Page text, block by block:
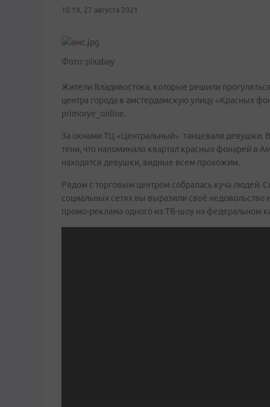
10:19, 27 августа 2021
Фото: pixabay
Жители Владивостока, которые решили
центра города в амстердамскую улицу «Красных
primorye_online.
За окнами ТЦ «Центральный» танцевали девушки.
тени, что напоминало квартал красных фонарей в
находятся девушки, видные всем прохожим.
Рядом с торговым центром собралась куча
социальных сетях вы выразили своё
промо-реклама одного из ТВ-шоу на федеральном